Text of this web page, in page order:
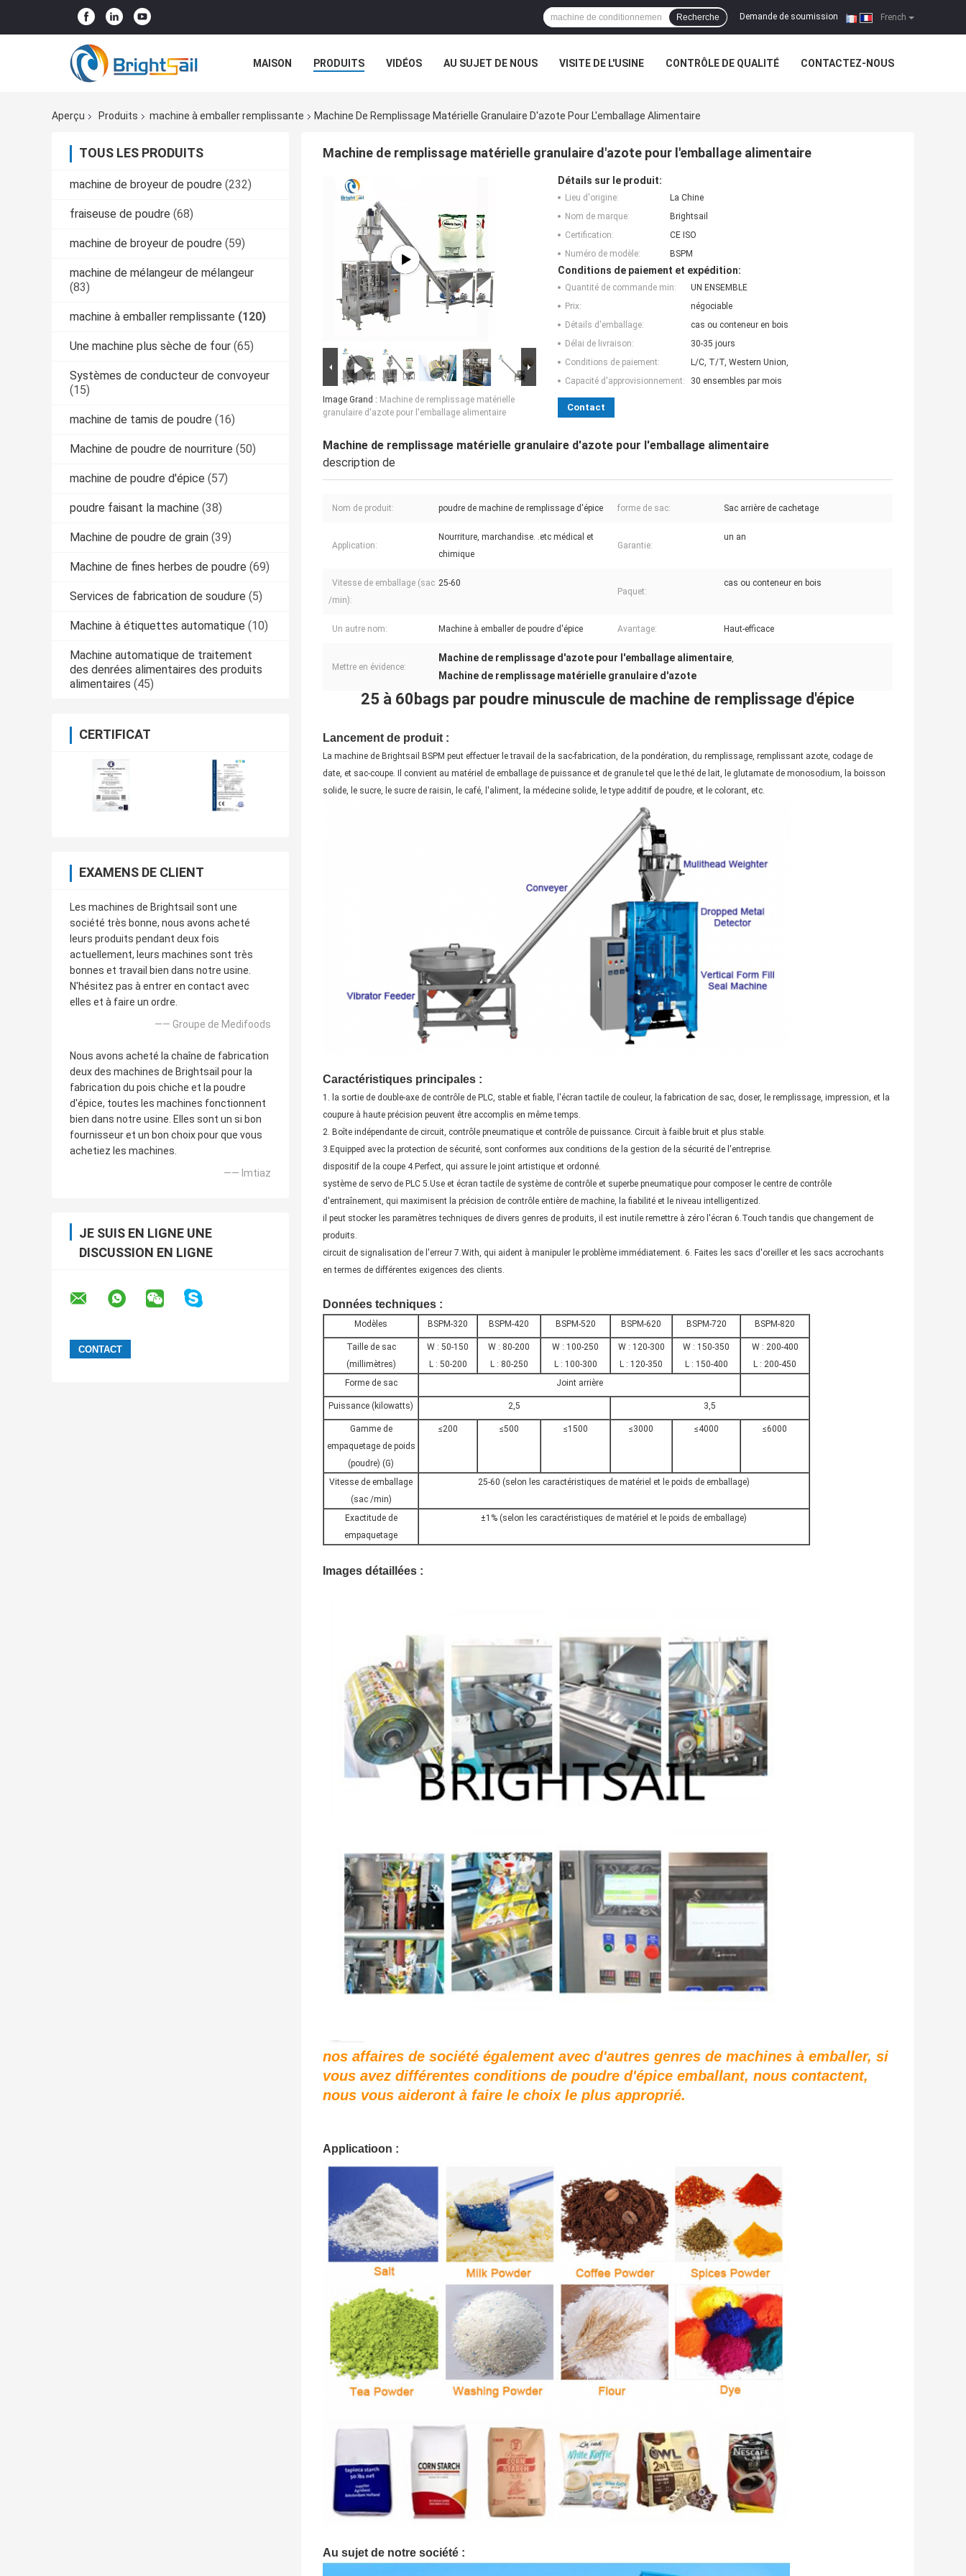
French
Demande de soumission |
Recherche
MAISON PRODUITS VIDÉOS AU SUJET DE NOUS VISITE DE L'USINE CONTRÔLE DE QUALITÉ CONTACTEZ-NOUS
Aperçu
Produits machine à emballer remplissante Machine De Remplissage Matérielle Granulaire D'azote Pour L'emballage Alimentaire
TOUS LES PRODUITS
machine de broyeur de poudre (232)
fraiseuse de poudre (68)
machine de broyeur de poudre (59)
machine de mélangeur de mélangeur
(83)
machine à emballer remplissante (120)
Une machine plus sèche de four (65)
Systèmes de conducteur de convoyeur
(15)
machine de tamis de poudre (16)
Machine de poudre de nourriture (50)
machine de poudre d'épice (57)
poudre faisant la machine (38)
Machine de poudre de grain (39)
Machine de fines herbes de poudre (69)
Services de fabrication de soudure (5)
Machine à étiquettes automatique (10)
Machine automatique de traitement
des denrées alimentaires des produits
alimentaires (45)
CERTIFICAT
EXAMENS DE CLIENT
Les machines de Brightsail sont une
société très bonne, nous avons acheté
leurs produits pendant deux fois
actuellement, leurs machines sont très
bonnes et travail bien dans notre usine.
N'hésitez pas à entrer en contact avec
elles et à faire un ordre.
—— Groupe de Medifoods
Nous avons acheté la chaîne de fabrication
deux des machines de Brightsail pour la
fabrication du pois chiche et la poudre
d'épice, toutes les machines fonctionnent
bien dans notre usine. Elles sont un si bon
fournisseur et un bon choix pour que vous
achetiez les machines.
—— Imtiaz
JE SUIS EN LIGNE UNE
DISCUSSION EN LIGNE
Machine de remplissage matérielle granulaire d'azote pour l'emballage alimentaire
Image Grand : Machine de remplissage matérielle
granulaire d'azote pour l'emballage alimentaire
Détails sur le produit:
Lieu d'origine:
La Chine
Nom de marque:
Brightsail
Certification:
CE ISO
Numéro de modèle:
BSPM
Conditions de paiement et expédition:
Quantité de commande min:
UN ENSEMBLE
Prix:
négociable
Détails d'emballage:
cas ou conteneur en bois
Délai de livraison:
30-35 jours
Conditions de paiement:
L/C, T/T, Western Union,
Capacité d'approvisionnement:
30 ensembles par mois
Contact
Machine de remplissage matérielle granulaire d'azote pour l'emballage alimentaire
description de
Nom de produit: poudre de machine de remplissage d'épice forme de sac: Sac arrière de cachetage
Application:
Nourriture, marchandise. .etc médical et
chimique
Garantie:
un an
Vitesse de emballage (sac
/min):
25-60
Paquet:
cas ou conteneur en bois
Un autre nom: Machine à emballer de poudre d'épice Avantage: Haut-efficace
Mettre en évidence:
Machine de remplissage d'azote pour l'emballage alimentaire,
Machine de remplissage matérielle granulaire d'azote
25 à 60bags par poudre minuscule de machine de remplissage d'épice
Lancement de produit :
La machine de Brightsail BSPM peut effectuer le travail de la sac-fabrication, de la pondération, du remplissage, remplissant azote, codage de
date, et sac-coupe. Il convient au matériel de emballage de puissance et de granule tel que le thé de lait, le glutamate de monosodium, la boisson
solide, le sucre, le sucre de raisin, le café, l'aliment, la médecine solide, le type additif de poudre, et le colorant, etc.
Caractéristiques principales :
1. la sortie de double-axe de contrôle de PLC, stable et fiable, l'écran tactile de couleur, la fabrication de sac, doser, le remplissage, impression, et la
coupure à haute précision peuvent être accomplis en même temps.
2. Boîte indépendante de circuit, contrôle pneumatique et contrôle de puissance. Circuit à faible bruit et plus stable.
3.Equipped avec la protection de sécurité, sont conformes aux conditions de la gestion de la sécurité de l'entreprise.
dispositif de la coupe 4.Perfect, qui assure le joint artistique et ordonné.
système de servo de PLC 5.Use et écran tactile de système de contrôle et superbe pneumatique pour composer le centre de contrôle
d'entraînement, qui maximisent la précision de contrôle entière de machine, la fiabilité et le niveau intelligentized.
il peut stocker les paramètres techniques de divers genres de produits, il est inutile remettre à zéro l'écran 6.Touch tandis que changement de
produits.
circuit de signalisation de l'erreur 7.With, qui aident à manipuler le problème immédiatement. 6. Faites les sacs d'oreiller et les sacs accrochants
en termes de différentes exigences des clients.
Données techniques :
Modèles BSPM-320 BSPM-420 BSPM-520 BSPM-620 BSPM-720 BSPM-820
Taille de sac
(millimètres)
W : 50-150
L : 50-200
W : 80-200
L : 80-250
W : 100-250
L : 100-300
W : 120-300
L : 120-350
W : 150-350
L : 150-400
W : 200-400
L : 200-450
Forme de sac
Joint arrière
Puissance (kilowatts) 2,5 3,5
Gamme de
empaquetage de poids
(poudre) (G)
≤200 ≤500 ≤1500 ≤3000 ≤4000 ≤6000
Vitesse de emballage
(sac /min)
25-60 (selon les caractéristiques de matériel et le poids de emballage)
Exactitude de
empaquetage
±1% (selon les caractéristiques de matériel et le poids de emballage)
Images détaillées :
nos affaires de société également avec d'autres genres de machines à emballer, si
vous avez différentes conditions de poudre d'épice emballant, nous contactent,
nous vous aideront à faire le choix le plus approprié.
Applicatioon :
Au sujet de notre société :